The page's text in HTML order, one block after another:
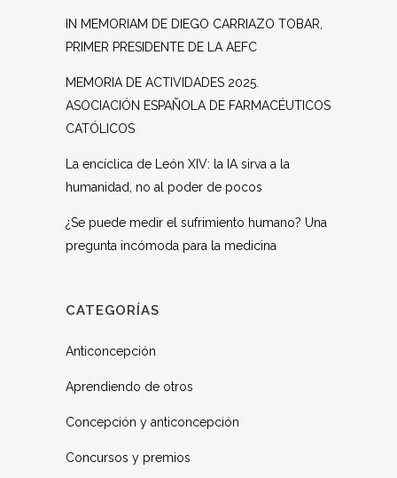
IN MEMORIAM DE DIEGO CARRIAZO TOBAR,
PRIMER PRESIDENTE DE LA AEFC
MEMORIA DE ACTIVIDADES 2025.
ASOCIACIÓN ESPAÑOLA DE FARMACÉUTICOS
CATÓLICOS
La encíclica de León XIV: la IA sirva a la
humanidad, no al poder de pocos
¿Se puede medir el sufrimiento humano? Una
pregunta incómoda para la medicina
CATEGORÍAS
Anticoncepción
Aprendiendo de otros
Concepción y anticoncepción
Concursos y premios